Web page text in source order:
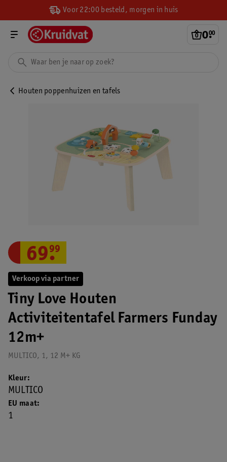
Voor 22:00 besteld, morgen in huis
0.
00
Houten poppenhuizen en tafels
Verkoop via partner
Tiny Love Houten
Activiteitentafel Farmers Funday
12m+
MULTICO, 1, 12 M+ KG
69.
99
EU maat
1
Kleur
MULTICO